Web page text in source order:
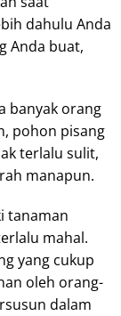
dahulu Anda
Anda buat,
banyak orang
pohon pisang
terlalu sulit,
manapun.
tanaman
mahal.
yang cukup
oleh orang-
dalam